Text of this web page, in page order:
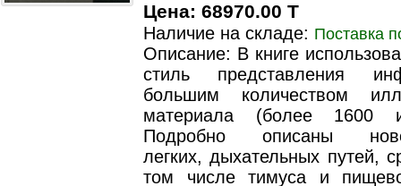
Цена: 68970.00 T
Наличие на складе: Поставка
Описание: В книге
стиль представления
большим количеством
материала (более 1600
Подробно описаны
легких, дыхательных путей,
том числе тимуса и